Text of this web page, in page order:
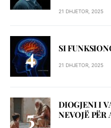
21 DHJETOR, 2025
SI
21 DHJETOR, 2025
DIOGJENI I
NEVOJË PËR